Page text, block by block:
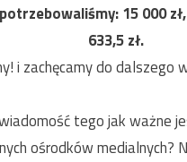
15 000
633,5zł.
i zachęcamy do dalszego
tego jak ważne
ośrodków medialnych?